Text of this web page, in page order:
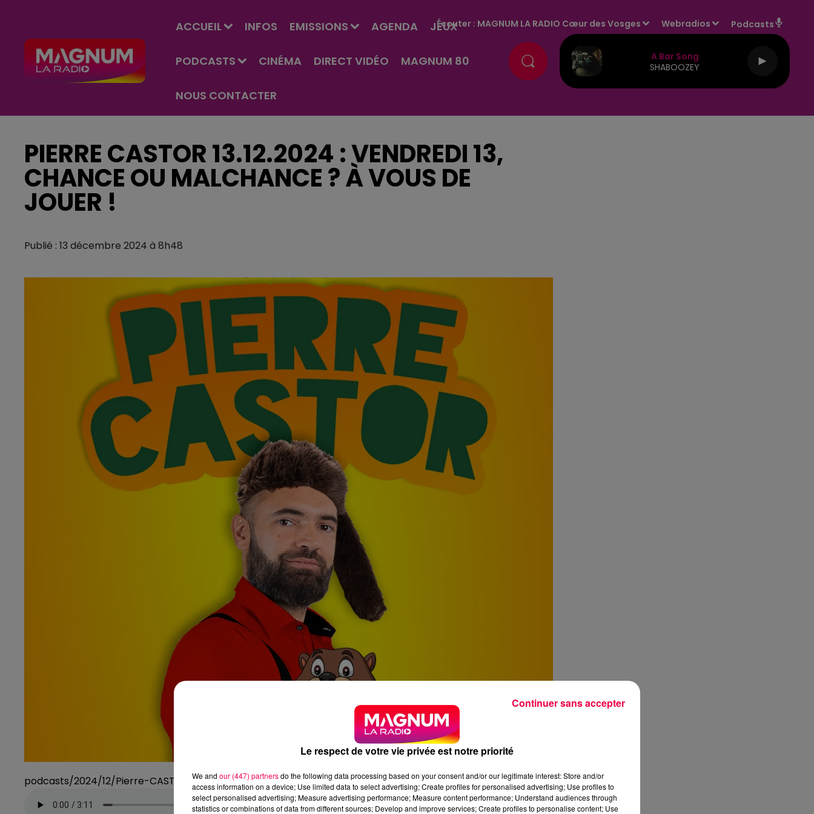
ACCUEIL INFOS EMISSIONS AGENDA JEUX
PODCASTS CINÉMA DIRECT VIDÉO MAGNUM 80
NOUS CONTACTER
Écouter : MAGNUM LA RADIO Cœur des Vosges Webradios Podcasts
A Bar Song
SHABOOZEY
PIERRE CASTOR 13.12.2024 : VENDREDI 13,
CHANCE OU MALCHANCE ? À VOUS DE
JOUER !
Publié : 13 décembre 2024 à 8h48
podcasts/2024/12/Pierre-CASTOR-13.12.2024-Vendredi-13-chance-ou-malchance.mp3
Le respect de votre vie privée est notre priorité
We and our (447) partnersdo the following data processing based on your consent and/or our legitimate interest: Store and/or
access information on a device; Use limited data to select advertising; Create profiles for personalised advertising; Use profiles to
select personalised advertising; Measure advertising performance; Measure content performance; Understand audiences through
statistics or combinations of data from different sources; Develop and improve services; Create profiles to personalise content; Use
Continuer sans accepter